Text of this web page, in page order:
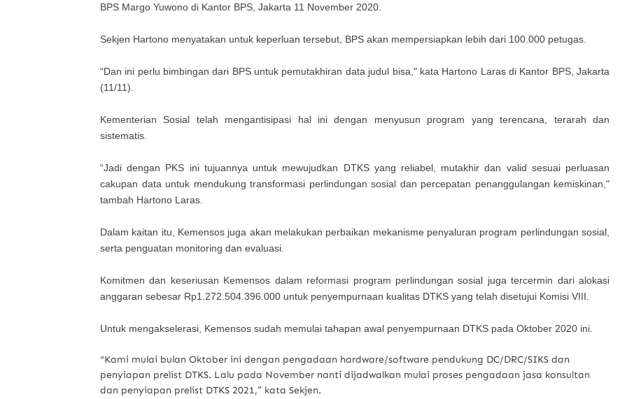
BPS Margo Yuwono di Kantor BPS, Jakarta 11 November 2020.
Sekjen Hartono menyatakan untuk keperluan tersebut, BPS akan mempersiapkan lebih dari 100.000 petugas.
“Dan ini perlu bimbingan dari BPS untuk pemutakhiran data judul bisa," kata Hartono Laras di Kantor BPS, Jakarta
(11/11).
Kementerian Sosial telah mengantisipasi hal ini dengan menyusun program yang terencana, terarah dan
sistematis.
“Jadi dengan PKS ini tujuannya untuk mewujudkan DTKS yang reliabel, mutakhir dan valid sesuai perluasan
cakupan data untuk mendukung transformasi perlindungan sosial dan percepatan penanggulangan kemiskinan,"
tambah Hartono Laras.
Dalam kaitan itu, Kemensos juga akan melakukan perbaikan mekanisme penyaluran program perlindungan sosial,
serta penguatan monitoring dan evaluasi.
Komitmen dan keseriusan Kemensos dalam reformasi program perlindungan sosial juga tercermin dari alokasi
anggaran sebesar Rp1.272.504.396.000 untuk penyempurnaan kualitas DTKS yang telah disetujui Komisi VIII.
Untuk mengakselerasi, Kemensos sudah memulai tahapan awal penyempurnaan DTKS pada Oktober 2020 ini.
“Kami mulai bulan Oktober ini dengan pengadaan hardware/software pendukung DC/DRC/SIKS dan
penyiapan prelist DTKS. Lalu pada November nanti dijadwalkan mulai proses pengadaan jasa konsultan
dan penyiapan prelist DTKS 2021,” kata Sekjen.